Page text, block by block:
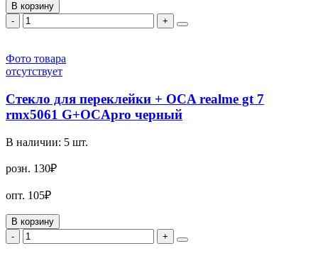
В корзину
-
+
Фото товара
отсутствует
Стекло для переклейки + OCA realme gt 7
rmx5061 G+OCApro черный
В наличии: 5 шт.
розн. 130₽
опт. 105₽
В корзину
-
+